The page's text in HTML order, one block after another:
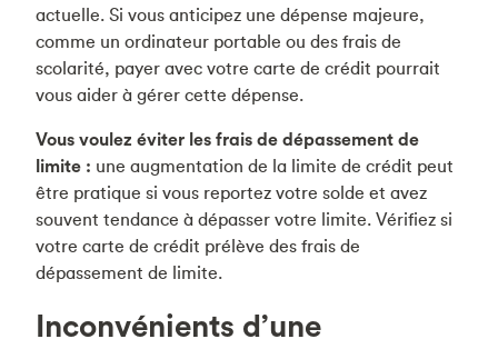
actuelle. Si vous anticipez une dépense majeure,
comme un ordinateur portable ou des frais de
scolarité, payer avec votre carte de crédit pourrait
vous aider à gérer cette dépense.
Vous voulez éviter les frais de dépassement de
limite : une augmentation de la limite de crédit peut
être pratique si vous reportez votre solde et avez
souvent tendance à dépasser votre limite. Vérifiez si
votre carte de crédit prélève des frais de
dépassement de limite.
Inconvénients d’une